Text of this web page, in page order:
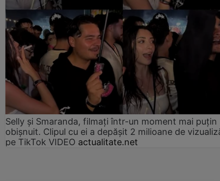
Selly și Smaranda, filmați într-un moment mai puțin
obișnuit. Clipul cu ei a depășit 2 milioane de
pe TikTok VIDEO actualitate.net